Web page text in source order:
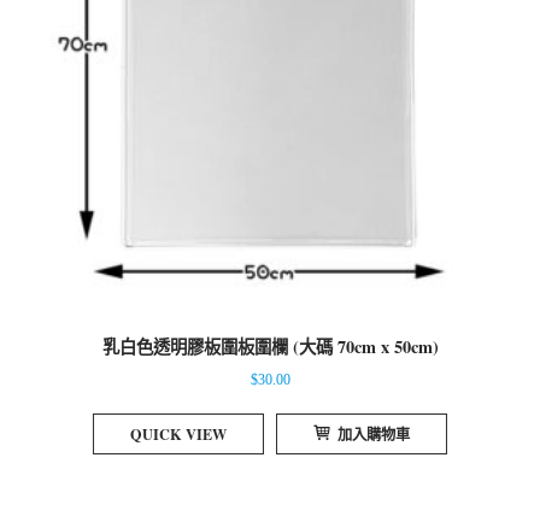
乳白色透明膠板圍板圍欄 (大碼 70cm x 50cm)
$30.00
QUICK VIEW 加入購物車